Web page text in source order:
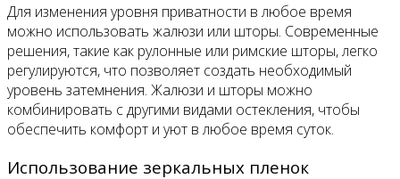
Для изменения уровня приватности в любое время
можно использовать жалюзи или шторы. Современные
решения, такие как рулонные или римские шторы, легко
регулируются, что позволяет создать необходимый
уровень затемнения. Жалюзи и шторы можно
комбинировать с другими видами остекления, чтобы
обеспечить комфорт и уют в любое время суток.
Использование зеркальных пленок